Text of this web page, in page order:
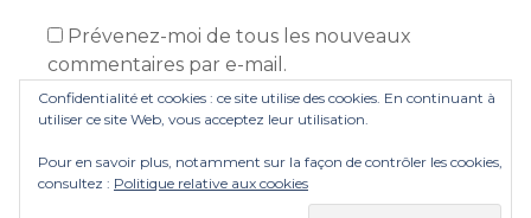
Prévenez-moi de tous les nouveaux
commentaires par e-mail.
Prévenez-moi de tous les nouveaux articles
Confidentialité et cookies : ce site utilise des cookies. En continuant à
utiliser ce site Web, vous acceptez leur utilisation.
Pour en savoir plus, notamment sur la façon de contrôler les cookies,
consultez : Politique relative aux cookies